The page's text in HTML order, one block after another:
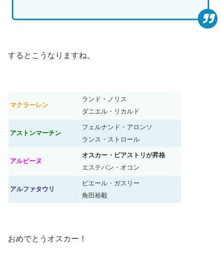
するとこうなりますね。
マクラーレン
ランド・ノリス
ダニエル・リカルド
アストンマーチン
フェルナンド・アロンソ
ランス・ストロール
アルピーヌ
オスカー・ピアストリが昇格
エステバン・オコン
アルファタウリ
ピエール・ガスリー
角田裕毅
おめでとうオスカー！